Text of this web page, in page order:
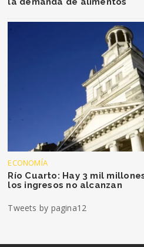
ECONOMÍA
Río Cuarto: Hay 3 mil
los ingresos no alcanzan
Tweets by pagina12